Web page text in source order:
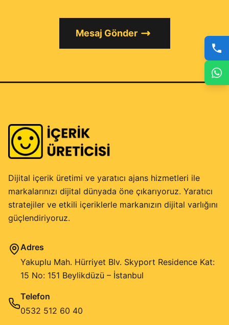
Mesaj Gönder
Dijital içerik üretimi ve yaratıcı ajans hizmetleri ile
markalarınızı dijital dünyada öne çıkarıyoruz. Yaratıcı
stratejiler ve etkili içeriklerle markanızın dijital varlığını
güçlendiriyoruz.
Adres
Yakuplu Mah. Hürriyet Blv. Skyport Residence Kat:
15 No: 151 Beylikdüzü – İstanbul
Telefon
0532 512 60 40